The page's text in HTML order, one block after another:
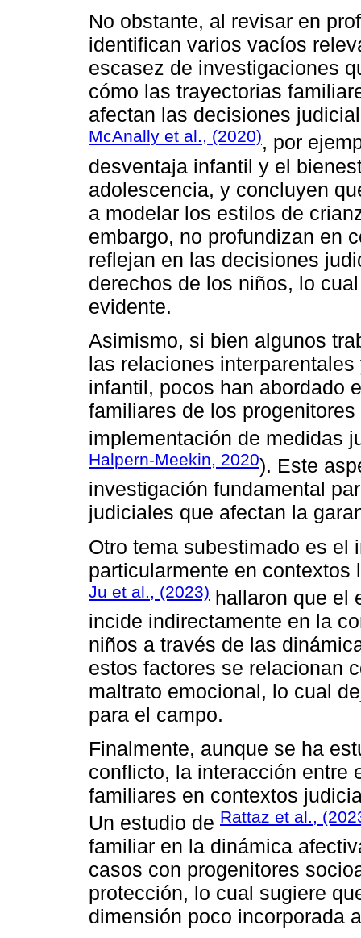
No obstante, al revisar en
identifican varios vacíos
escasez de investigaciones
cómo las trayectorias
afectan las decisiones
McAnally et al., (2020), por
desventaja infantil y el
adolescencia, y concluyen
a modelar los estilos de
embargo, no profundizan en
reflejan en las decisiones
derechos de los niños, lo
evidente.
Asimismo, si bien algunos
las relaciones
infantil, pocos han abordado
familiares de los
implementación de medidas
Halpern-Meekin, 2020). Este
investigación fundamental
judiciales que afectan la
Otro tema subestimado es el
particularmente en
Ju et al., (2023) hallaron que el
incide indirectamente en la
niños a través de las
estos factores se relacionan
maltrato emocional, lo cual
para el campo.
Finalmente, aunque se ha
conflicto, la interacción entre
familiares en contextos
Un estudio de Rattaz et al.,
familiar en la dinámica
casos con progenitores
protección, lo cual sugiere
dimensión poco incorporada